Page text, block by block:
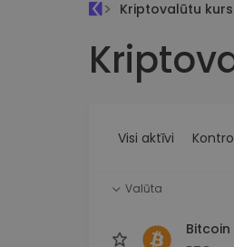
Visas cenas
Vairāk nekā 300
Kriptovalūtu
Visi aktīvi
Valūta
Bitcoin